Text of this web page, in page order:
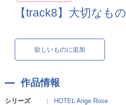
【track8】大切なもの
欲しいものに追加
作品情報
シリーズ ：
HOTEL Ange Rose